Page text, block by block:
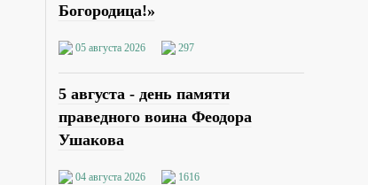
Богородица!»
05 августа 2026 297
5 августа - день памяти
праведного воина Феодора
Ушакова
04 августа 2026 1616